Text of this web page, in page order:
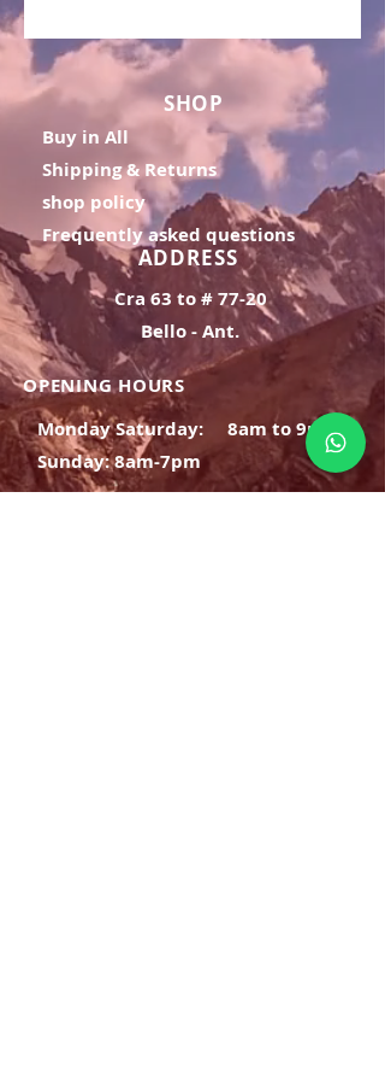
SHOP
Buy in All
Shipping & Returns
shop policy
Frequently asked questions
ADDRESS
Cra 63 to # 77-20
Bello - Ant.
OPENING HOURS
Monday Saturday:
8am to 9pm
Sunday: 8am-7pm